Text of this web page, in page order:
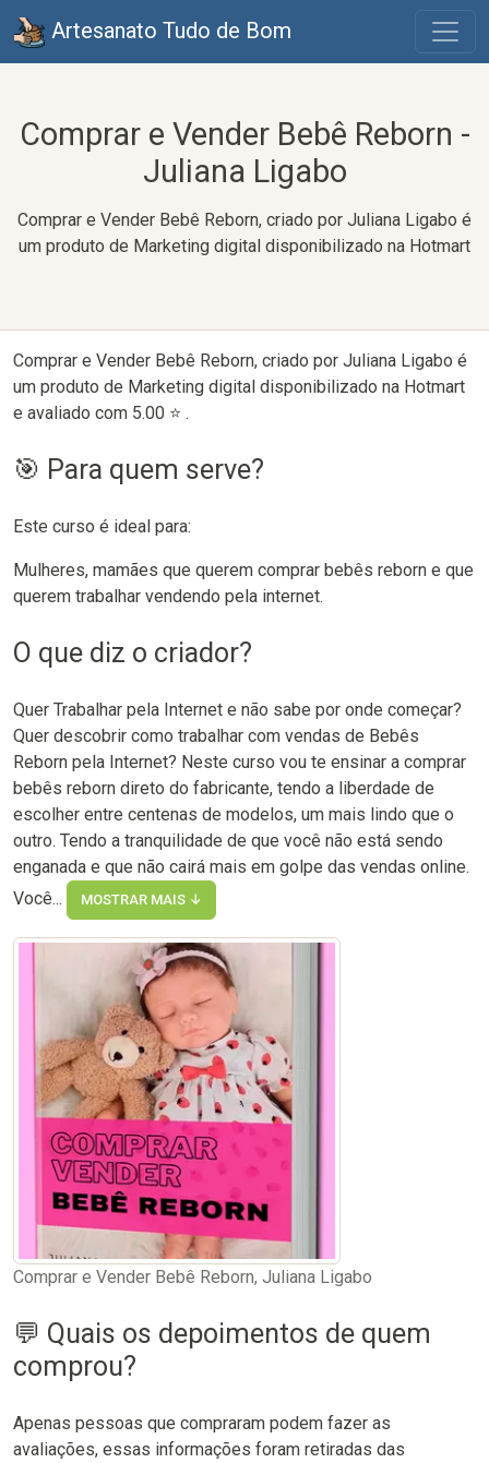
Artesanato Tudo de Bom
Comprar e Vender Bebê Reborn -
Juliana Ligabo
Comprar e Vender Bebê Reborn, criado por Juliana Ligabo é
um produto de Marketing digital disponibilizado na Hotmart
Comprar e Vender Bebê Reborn, criado por Juliana Ligabo é
um produto de Marketing digital disponibilizado na Hotmart
e avaliado com 5.00 ⭐ .
🎯 Para quem serve?
Este curso é ideal para:
Mulheres, mamães que querem comprar bebês reborn e que
querem trabalhar vendendo pela internet.
O que diz o criador?
Quer Trabalhar pela Internet e não sabe por onde começar?
Quer descobrir como trabalhar com vendas de Bebês
Reborn pela Internet? Neste curso vou te ensinar a comprar
bebês reborn direto do fabricante, tendo a liberdade de
escolher entre centenas de modelos, um mais lindo que o
outro. Tendo a tranquilidade de que você não está sendo
enganada e que não cairá mais em golpe das vendas online.
Você...
MOSTRAR MAIS ↓
Comprar e Vender Bebê Reborn, Juliana Ligabo
💬 Quais os depoimentos de quem
comprou?
Apenas pessoas que compraram podem fazer as
avaliações, essas informações foram retiradas das